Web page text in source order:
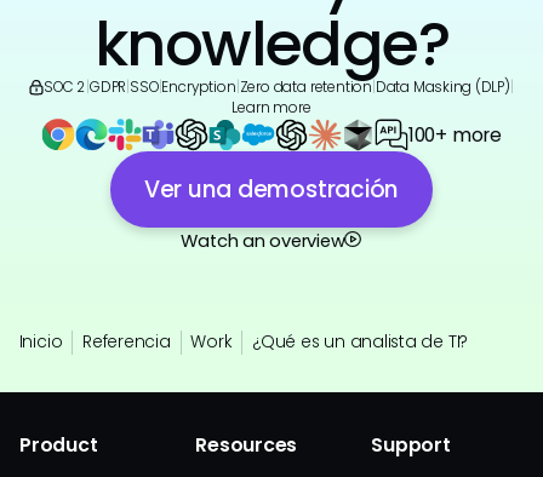
knowledge?
SOC 2 GDPR SSO|Encryption Zero data retention Data Masking (DLP)
Learn more
100+ more
Ver una demostración
Watch an overview
Inicio Referencia Work ¿Qué es un analista de TI?
Product Resources Support